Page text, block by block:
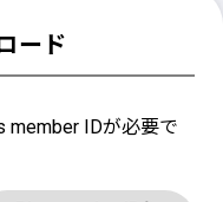
ード
member IDが必要で